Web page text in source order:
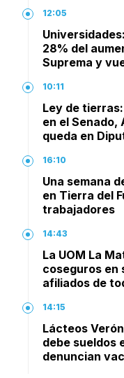
12:05
28% del
Suprema y
10:11
Ley de
en el Senado,
queda en
16:10
Una semana
en Tierra del
trabajadores
14:43
La UOM La
coseguros en
afiliados de
14:15
Lácteos
debe sueldos
denuncian